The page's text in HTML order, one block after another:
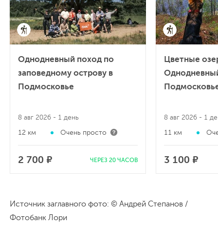
Однодневный поход по
заповедному острову в
Подмосковье
8 авг 2026 - 1 день
12 км Очень просто
2 700 ₽ ЧЕРЕЗ 20 ЧАСОВ
Цветные
8 авг 2026 - 1
11 км
3 100 ₽
Источник заглавного фото: © Андрей Степанов /
Фотобанк Лори